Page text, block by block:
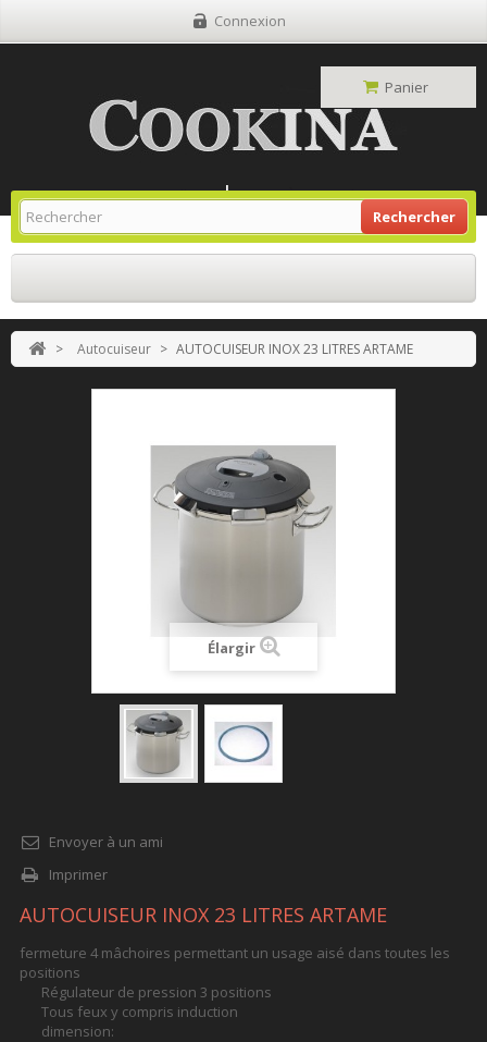
Connexion
Rechercher
Panier
Site Grill Gaz Retour À L'accueil
> Autocuiseur > AUTOCUISEUR INOX 23 LITRES ARTAME
Élargir
Envoyer à un ami
Imprimer
AUTOCUISEUR INOX 23 LITRES ARTAME
fermeture 4 mâchoires permettant un usage aisé dans toutes les
positions
Régulateur de pression 3 positions
Tous feux y compris induction
dimension: